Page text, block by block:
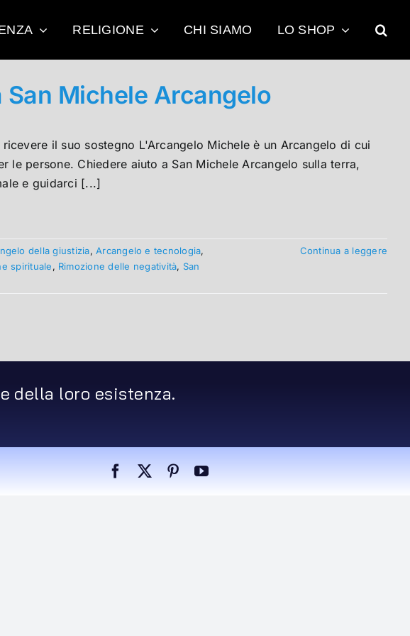
RELIGIONE CHI SIAMO LO SHOP
Michele Arcangelo
il suo sostegno L'Arcangelo Michele è un Arcangelo di cui
le persone. Chiedere aiuto a San Michele Arcangelo sulla terra,
e guidarci [...]
della giustizia,Arcangelo e tecnologia,
spirituale, Rimozione delle negatività, San
Continua a leggere
della loro esistenza.